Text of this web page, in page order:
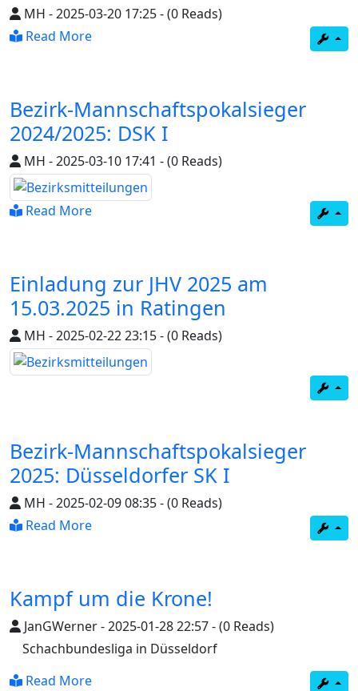
MH -2025-03-20 17:25-(0 Reads)
Read More
Bezirk-Mannschaftspokalsieger
2024/2025: DSK I
MH -2025-03-10 17:41 -(0 Reads)
Read More
Einladung zur JHV 2025 am
15.03.2025 in Ratingen
MH -2025-02-22 23:15-(0 Reads)
Bezirk-Mannschaftspokalsieger
2025: Düsseldorfer SK I
MH -2025-02-09 08:35-(0 Reads)
Read More
Kampf um die Krone!
JanGWerner-2025-01-28 22:57-(0 Reads)
Schachbundesliga in Düsseldorf
Read More